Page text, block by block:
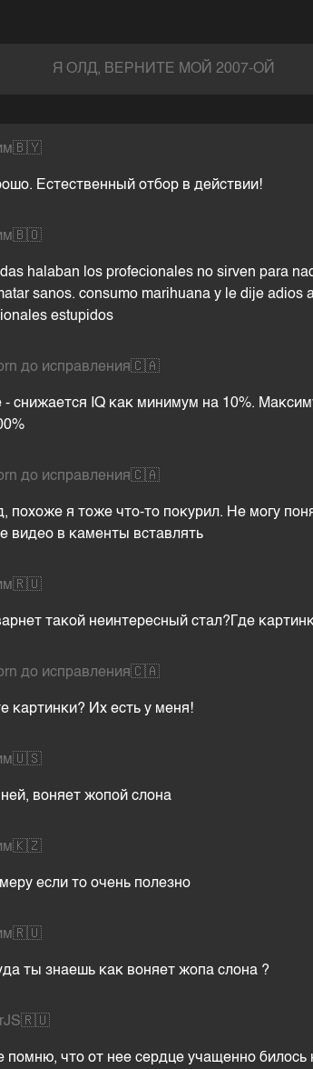
Я ОЛД, ВЕРНИТЕ МОЙ 2007-ОЙ
🇧🇾
Естественный отбор в действии!
🇧🇴
halaban los profecionales no sirven para
sanos. consumo marihuana y le dije adios
estupidos
до исправления🇨🇦
снижается IQ как минимум на 10%.
до исправления🇨🇦
похоже я тоже что-то покурил. Не могу
видео в каменты вставлять
🇷🇺
такой неинтересный стал?Где
до исправления🇨🇦
картинки? Их есть у меня!
🇺🇸
воняет жопой слона
🇰🇿
если то очень полезно
🇷🇺
ты знаешь как воняет жопа слона ?
🇷🇺
помню, что от нее сердце учащенно билось